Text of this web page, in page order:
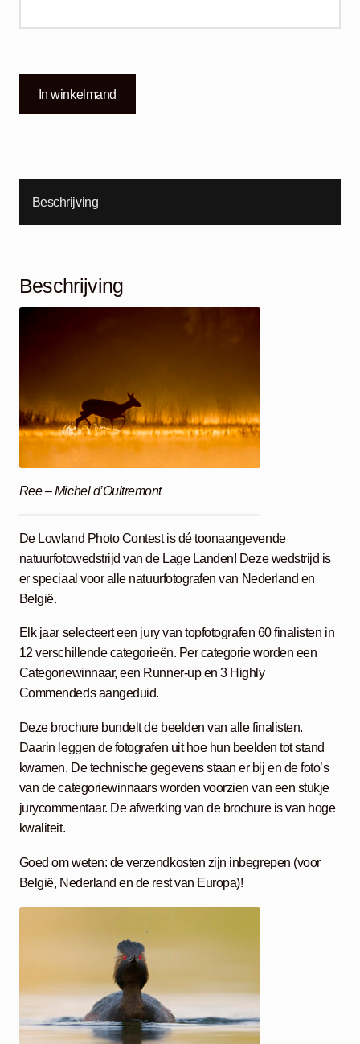
In winkelmand
Beschrijving
Beschrijving
Ree – Michel d’Oultremont
De Lowland Photo Contest is dé toonaangevende
natuurfotowedstrijd van de Lage Landen! Deze wedstrijd is
er speciaal voor alle natuurfotografen van Nederland en
België.
Elk jaar selecteert een jury van topfotografen 60 finalisten in
12 verschillende categorieën. Per categorie worden een
Categoriewinnaar, een Runner-up en 3 Highly
Commendeds aangeduid.
Deze brochure bundelt de beelden van alle finalisten.
Daarin leggen de fotografen uit hoe hun beelden tot stand
kwamen. De technische gegevens staan er bij en de foto’s
van de categoriewinnaars worden voorzien van een stukje
jurycommentaar. De afwerking van de brochure is van hoge
kwaliteit.
Goed om weten: de verzendkosten zijn inbegrepen (voor
België, Nederland en de rest van Europa)!